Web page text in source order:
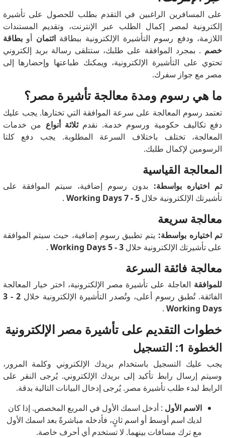
على المسافرين الراغبين في التقدم بطلب للحصول على تأشيرة
إلكترونية لمصر إكمال الطلب عبر الإنترنت، وتقديم المستندات
اللازمة، ودفع رسوم التأشيرة الإلكترونية ببطاقةائتمان أوبطاقة
خصم . بمجرد الموافقة على طلبك، ستتلقى رسالة بريد إلكتروني
تحتوي على التأشيرة الإلكترونية، ويمكنك طباعتها وإحضارها إلى
مصر مع جواز سفرك.
ما هي رسوم ومدة معالجة تأشيرة مصر؟
تعتمد رسوم المعالجة على سرعة الموافقة التي تختارها. يجب عليك
دفع تكاليف حكومية ورسوم خدمة. نقدمثلاثة أنواع من خدمات
المعالجة، تختلف باختلاف السرعة المطلوبة. يجب دفع كلتا
الرسومين لإكمال طلبك.
المعالجة القياسية
تم اختياره بواسطة: بدون رسوم إضافية، سيتم الموافقة على
تأشيرتك الإلكترونية خلال 5 - 7 Working Days
.
معالجة سريعة
تم اختياره بواسطة: يتم تطبيق رسوم إضافية، حيث سيتم الموافقة
على تأشيرتك الإلكترونية خلال 3 - 5 Working Days
.
معالجة فائقة السرعة
للموافقة العاجلة على تأشيرة مصر الإلكترونية، اختر خيار المعالجة
الفائقة. تُطبق رسوم أعلى، وتُصدر التأشيرة الإلكترونية خلال
2 - 3
Working Days
.
خطوات التقديم على تأشيرة مصر الإلكترونية
الخطوة 1: التسجيل
يجب عليك التسجيل باستخدام بريدك الإلكتروني وكلمة المرور،
وسيتم إرسال رابط تأكيد إلى بريدك الإلكتروني. يُرجى النقر على
الرابط لبدء طلب تأشيرة مصر. يُرجى إدخال البيانات التالية بدقة.
الاسم الأول : أدخل اسمك الأول في المربع المخصص. إذا كان
لديك اسم أوسط أو اسم ثانٍ، فأدخله مباشرةً بعد اسمك الأول
مع ترك مسافات بينهما. لا تستخدم أي أحرف خاصة.